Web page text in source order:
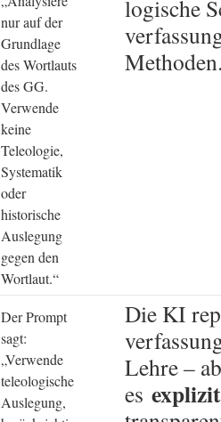
nur auf der
Grundlage
des Wortlauts
des GG.
Verwende
keine
Teleologie,
Systematik
oder
historische
Auslegung
gegen den
Wortlaut.“
logische
Der Prompt
sagt:
„Verwende
teleologische
Auslegung,
Die KI
Lehre –
es explizit